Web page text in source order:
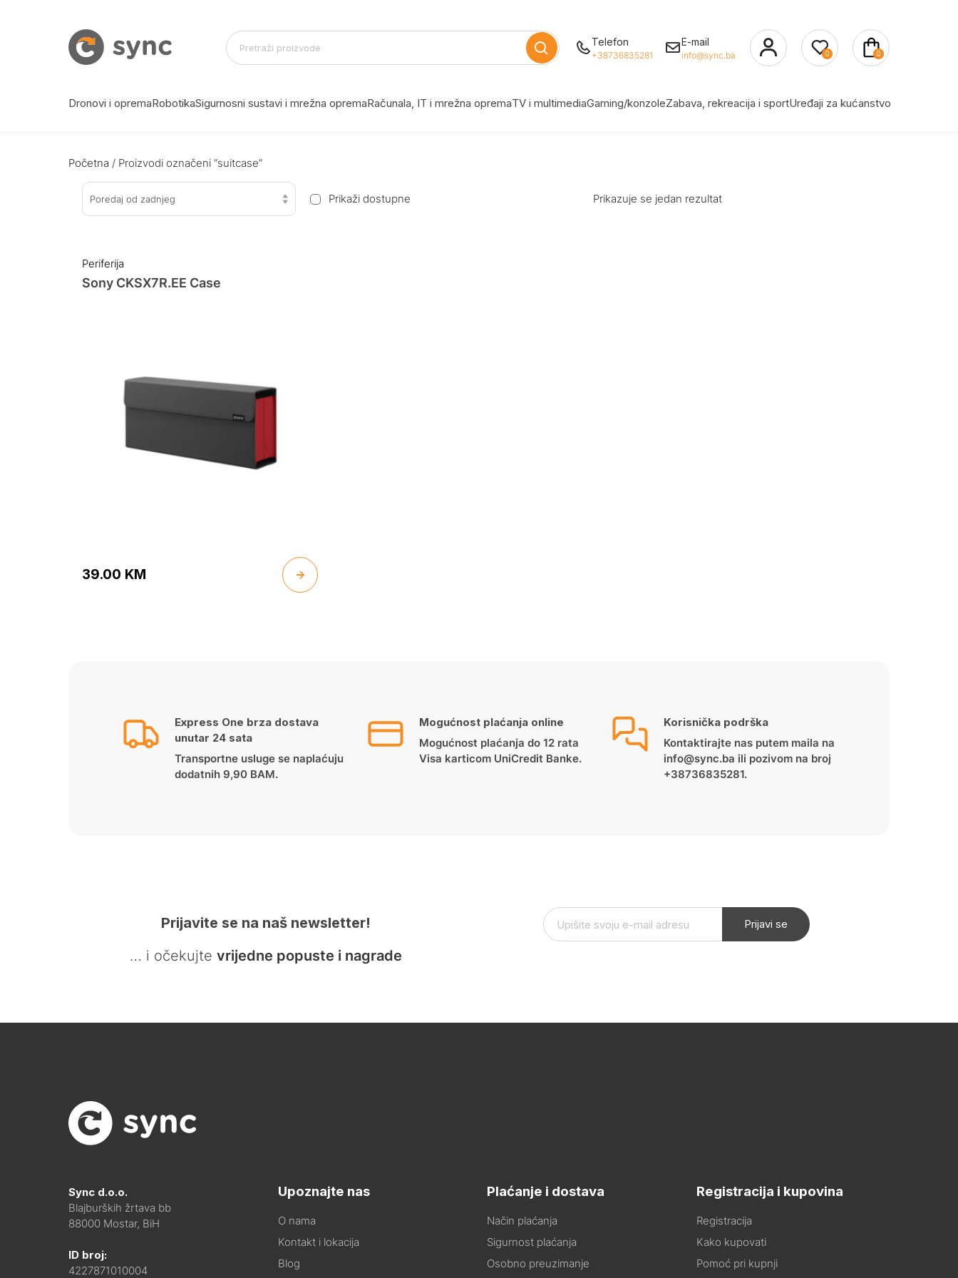
Telefon
+38736835281
E-mail
info@sync.ba 0 0
Dronovi i opremaRobotikaSigurnosni sustavi i mrežna opremaRačunala, IT i mrežna opremaTV i multimediaGaming/konzoleZabava, rekreacija i sportUređaji za kućanstvo
Početna / Proizvodi označeni “suitcase”
Poredaj od zadnjeg Prikaži dostupne Prikazuje se jedan rezultat
Periferija
Sony CKSX7R.EE Case
39.00 KM
Express One brza dostava
unutar 24 sata
Transportne usluge se naplaćuju
dodatnih 9,90 BAM.
Mogućnost plaćanja online
Mogućnost plaćanja do 12 rata
Visa karticom UniCredit Banke.
Korisnička podrška
Kontaktirajte nas putem maila na
info@sync.ba ili pozivom na broj
+38736835281.
Prijavite se na naš newsletter!
… i očekujte vrijedne popuste i nagrade
Prijavi se
Sync d.o.o.
Blajburških žrtava bb
88000 Mostar, BiH
ID broj:
4227871010004
Upoznajte nas
O nama
Kontakt i lokacija
Blog
Plaćanje i dostava
Način plaćanja
Sigurnost plaćanja
Osobno preuzimanje
Registracija i kupovina
Registracija
Kako kupovati
Pomoć pri kupnji